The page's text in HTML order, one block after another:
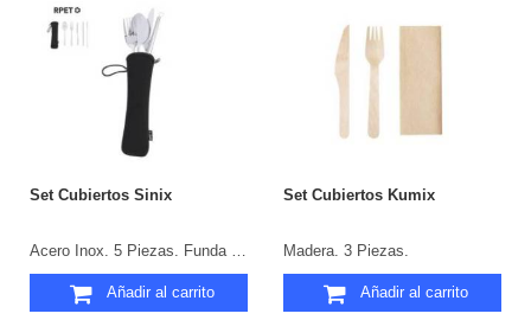
Set Cubiertos Sinix
Añadir al carrito
Set Cubiertos Kumix
Madera. 3 Piezas.
Añadir al carrito